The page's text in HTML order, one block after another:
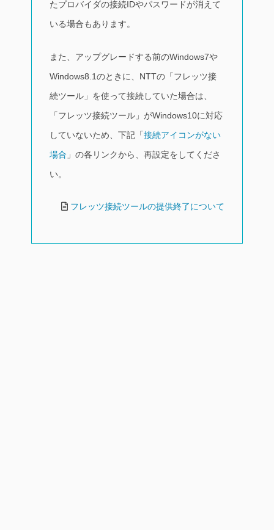
たプロバイダの接続IDやパスワードが消えて
いる場合もあります。
また、アップグレードする前のWindows7や
Windows8.1のときに、NTTの「フレッツ接
続ツール」を使って接続していた場合は、
「フレッツ接続ツール」がWindows10に対応
していないため、下記「接続アイコンがない
場合 」の各リンクから、再設定をしてくださ
い。
フレッツ接続ツールの提供終了について